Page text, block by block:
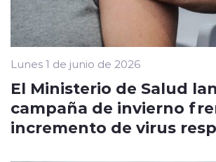
Lunes 1 de junio de 2026
El Ministerio de Salud
campaña de invierno
incremento de virus